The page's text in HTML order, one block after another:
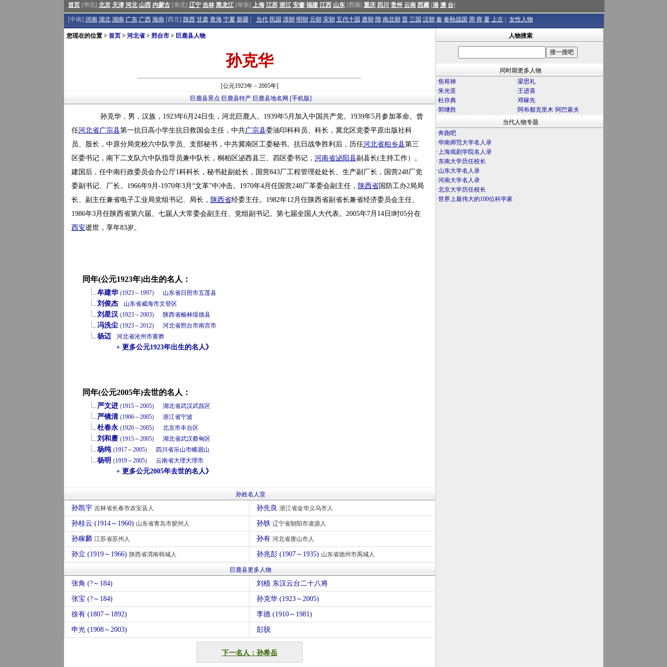
首页[华北] 北京 天津 河北 山西 内蒙古[东北] 辽宁 吉林 黑龙江[华东] 上海 江苏 浙江 安徽 福建 江西 山东[西南] 重庆 四川 贵州 云南 西藏[港 澳 台]
[中南] 河南 湖北 湖南 广东 广西 海南[西北] 陕西 甘肃 青海 宁夏 新疆 当代 民国 清朝 明朝 元朝 宋朝 五代十国 唐朝 隋 南北朝 晋 三国 汉朝 秦 春秋战国 周 商 夏 上古 女性人物
您现在的位置 > 首页> 河北省> 邢台市> 巨鹿县人物
孙克华
[公元1923年－2005年]
巨鹿县景点 巨鹿县特产 巨鹿县地名网 [手机版]
孙克华，男，汉族，1923年6月24日生，河北巨鹿人。1939年5月加入中国共产党。1939年5月参加革命。曾
任河北省广宗县第一抗日高小学生抗日救国会主任，中共广宗县委油印科科员、科长，冀北区党委平原出版社科
员、股长，中原分局党校六中队学员、支部秘书，中共冀南区工委秘书。抗日战争胜利后，历任河北省柏乡县第三
区委书记，南下二支队六中队指导员兼中队长，桐柏区泌西县三、四区委书记， 河南省泌阳县副县长(主持工作）。
建国后，任中南行政委员会办公厅1科科长，秘书处副处长，国营843厂工程管理处处长、生产副厂长，国营248厂党
委副书记、厂长。1966年9月-1970年3月“文革”中冲击。1970年4月任国营248厂革委会副主任， 陕西省国防工办2局局
长、副主任兼省电子工业局党组书记、局长， 陕西省经委主任。1982年12月任陕西省副省长兼省经济委员会主任。
1986年3月任陕西省第六届、七届人大常委会副主任、党组副书记。第七届全国人大代表。2005年7月14日l时05分在
西安逝世，享年83岁。
同年(公元1923年)出生的名人：
牟建华 (1923～ 1997) 山东省日照市五莲县
刘俊杰 山东省威海市文登区
刘星汉 (1923～2003) 陕西省榆林绥德县
冯洗尘 (1923～2012) 河北省邢台市南宫市
杨迈 河北省沧州市黄骅
+ 更多公元1923年出生的名人》
同年(公元2005年)去世的名人：
严文进 (1915～2005) 湖北省武汉武昌区
严镜清 (1906～2005) 浙江省宁波
杜春永 (1920～2005) 北京市丰台区
刘和赓 (1915～2005) 湖北省武汉蔡甸区
杨纯 (1917～2005) 四川省乐山市峨眉山
杨明 (1919～2005) 云南省大理大理市
+ 更多公元2005年去世的名人》
孙姓名人堂
孙凯宇 吉林省长春市农安县人 孙先良 浙江省金华义乌市人
孙桂云 (1914～1960) 山东省青岛市胶州人 孙轶 辽宁省朝阳市凌源人
孙稼麟 江苏省苏州人 孙有 河北省唐山市人
孙立 (1919～1966) 陕西省渭南韩城人 孙兆彭 (1907～1935) 山东省德州市禹城人
巨鹿县更多人物
张角 (?～184) 刘植 东汉云台二十八将
张宝 (?～184) 孙克华 (1923～2005)
徐有 (1807～1892) 李德 (1910～1981)
申光 (1908～2003) 彭脱
下一名人：孙希岳
人物搜索
同时期更多人物
·焦裕禄 ·梁思礼
·朱光亚 ·王进喜
·杜存典 ·邓稼先
·郭继胜 ·阿布都克里木·阿巴索夫
当代人物专题
·奔跑吧
·华南师范大学名人录
·上海戏剧学院名人录
·东南大学历任校长
·山东大学名人录
·河南大学名人录
·北京大学历任校长
·世界上最伟大的100位科学家